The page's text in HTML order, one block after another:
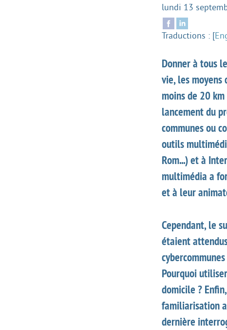
lundi 13
Traductions : [
Donner à tous
vie, les
moins de 20
lancement du
communes ou
outils
Rom...) et à
multimédia a
et à leur
Cependant, le
étaient
Pourquoi
domicile ?
familiarisation
dernière